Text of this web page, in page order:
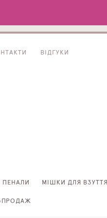
ВІДГУКИ
ПЕНАЛИ МІШКИ ДЛЯ ВЗУТТЯ